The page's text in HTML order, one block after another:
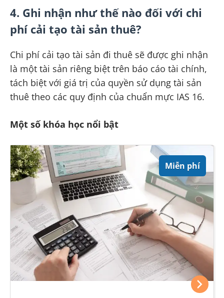
4. Ghi nhận như thế nào đối với chi
phí cải tạo tài sản thuê?
Chi phí cải tạo tài sản đi thuê sẽ được ghi nhận
là một tài sản riêng biệt trên báo cáo tài chính,
tách biệt với giá trị của quyền sử dụng tài sản
thuê theo các quy định của chuẩn mực IAS 16.
Một số khóa học nổi bật
Miễn phí